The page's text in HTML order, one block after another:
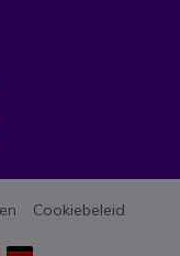
Cookiebeleid